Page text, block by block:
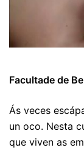
Facultade de
Ás veces
un oco. Nesta
que viven as